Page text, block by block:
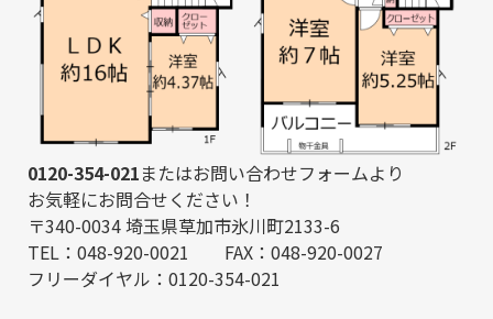
0120-354-021またはお問い合わせフォームより
お気軽にお問合せください！
〒340-0034 埼玉県草加市氷川町2133-6
TEL：048-920-0021 FAX：048-920-0027
フリーダイヤル：0120-354-021